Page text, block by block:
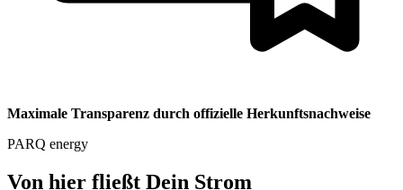
Maximale Transparenz durch offizielle Herkunftsnachweise
PARQ energy
Von hier fließt Dein Strom